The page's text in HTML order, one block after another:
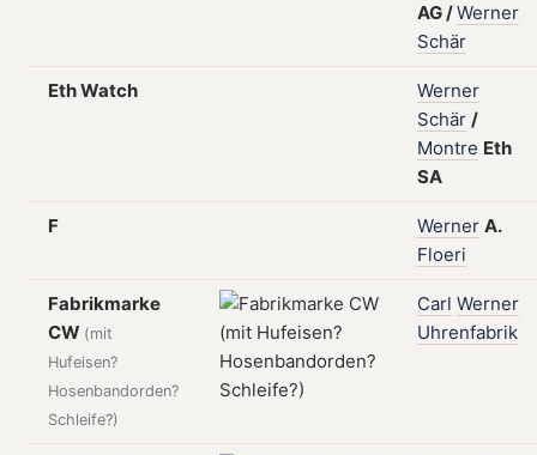
AG/Werner
Schär
Eth Watch
Werner
Schär /
Montre Eth
SA
F Werner A.
Floeri
Fabrikmarke
CW (mit
Hufeisen?
Hosenbandorden?
Schleife?)
Carl Werner
Uhrenfabrik